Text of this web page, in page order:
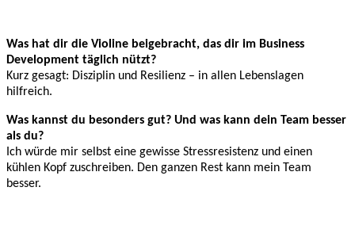
Was hat dir die Violine beigebracht, das dir im Business
Development täglich nützt?
Kurz gesagt: Disziplin und Resilienz – in allen Lebenslagen
hilfreich.
Was kannst du besonders gut? Und was kann dein Team besser
als du?
Ich würde mir selbst eine gewisse Stressresistenz und einen
kühlen Kopf zuschreiben. Den ganzen Rest kann mein Team
besser.